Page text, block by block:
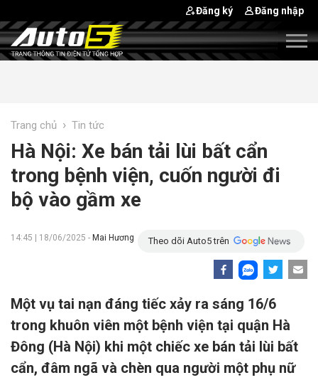
Đăng ký Đăng nhập
Trang chủ › Tin tức
Hà Nội: Xe bán tải lùi bất cẩn
trong bệnh viện, cuốn người đi
bộ vào gầm xe
14:45 | 18/06/2025 - Mai Hương Theo dõi Auto5 trên
Một vụ tai nạn đáng tiếc xảy ra sáng 16/6
trong khuôn viên một bệnh viện tại quận Hà
Đông (Hà Nội) khi một chiếc xe bán tải lùi bất
cẩn, đâm ngã và chèn qua người một phụ nữ